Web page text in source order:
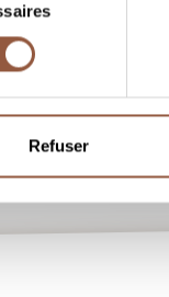
Refuser